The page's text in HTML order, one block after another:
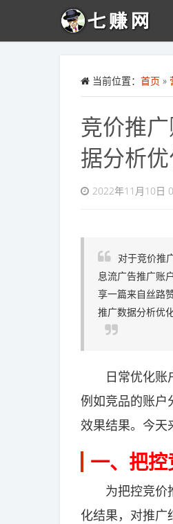
当前位置： 首页 »
竞价推
据分析优
2022年11月10日
对于竞价推
息流广告推广账
享一篇来自丝路
推广数据分析优
日常优化账户
例如竞品的账户
效果结果。今天
一、把
为把控竞价推
化结果，对推广